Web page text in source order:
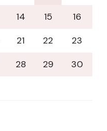
14 15
16
21 22
23
28 29
30